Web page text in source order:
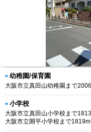
幼稚園/保育園
大阪市立真田山幼稚園まで
小学校
大阪市立真田山小学校まで
大阪市立開平小学校まで1819m